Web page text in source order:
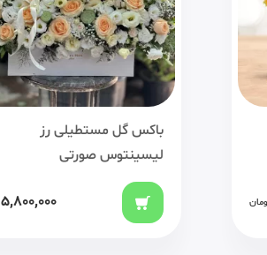
باکس گل مستطیلی رز
لیسینتوس صورتی
5,800,000